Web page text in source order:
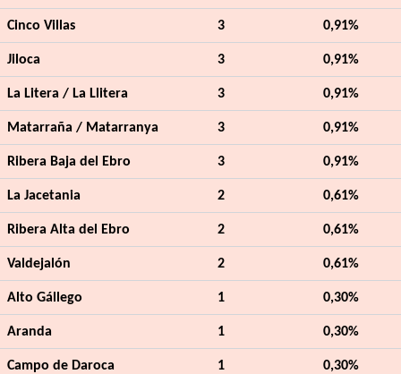
Cinco Villas 3 0,91%
Jiloca 3 0,91%
La Litera / La Llitera 3 0,91%
Matarraña / Matarranya 3 0,91%
Ribera Baja del Ebro 3 0,91%
La Jacetania 2 0,61%
Ribera Alta del Ebro 2 0,61%
Valdejalón 2 0,61%
Alto Gállego 1 0,30%
Aranda 1 0,30%
Campo de Daroca 1 0,30%